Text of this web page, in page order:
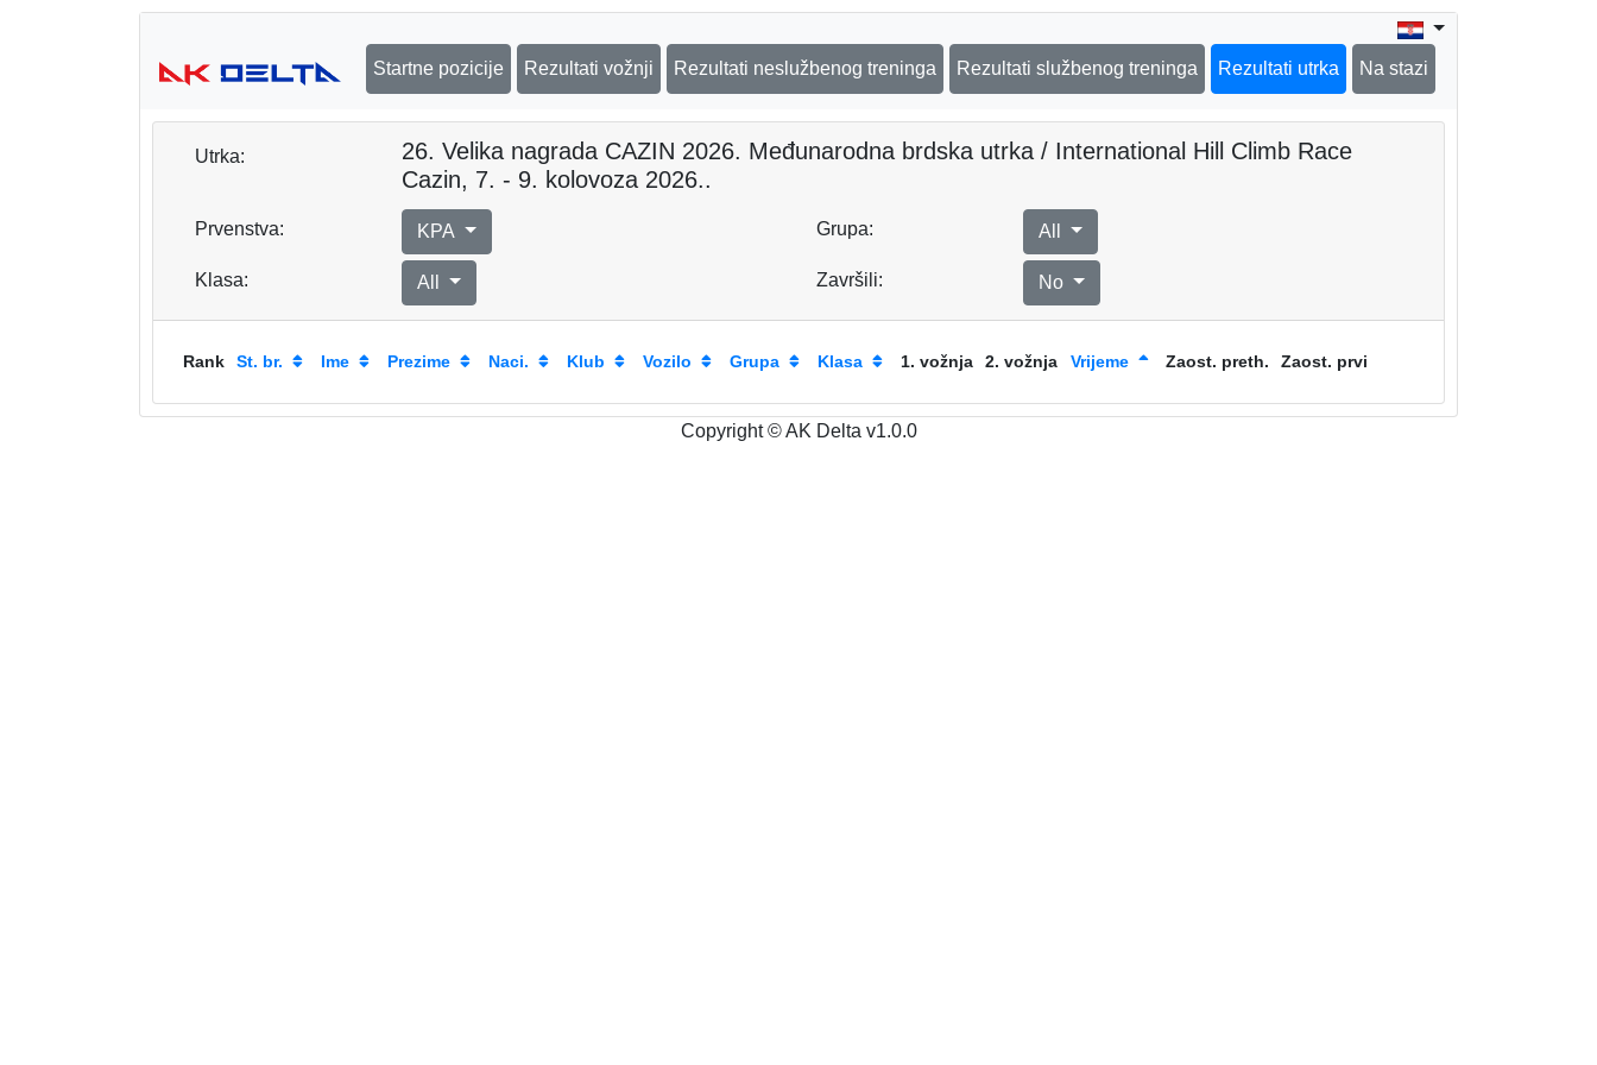
Startne pozicije Rezultati vožnji Rezultati neslužbenog treninga Rezultati službenog treninga Rezultati utrka Na stazi
Utrka:
26. Velika nagrada CAZIN 2026. Međunarodna brdska utrka / International Hill Climb Race
Cazin, 7. - 9. kolovoza 2026..
Prvenstva: KPA Grupa: All
Klasa: All Završili: No
Rank St. br. Ime Prezime Naci. Klub Vozilo Grupa Klasa 1. vožnja 2. vožnja Vrijeme Zaost. preth. Zaost. prvi
Copyright © AK Delta v1.0.0